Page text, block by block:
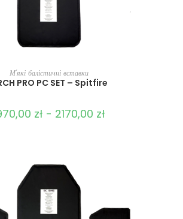
ВИБЕРІТЬ ОПЦІЇ
М'які балістичні вставки
PRO PC SET – Spitfire
zł - 2170,00 zł